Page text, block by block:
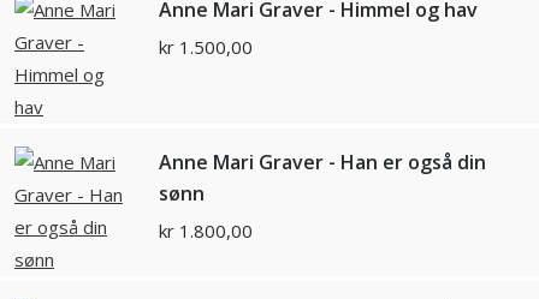
Anne Mari Graver - Himmel og hav
kr 1.500,00
Anne Mari Graver - Han er også din
sønn
kr 1.800,00